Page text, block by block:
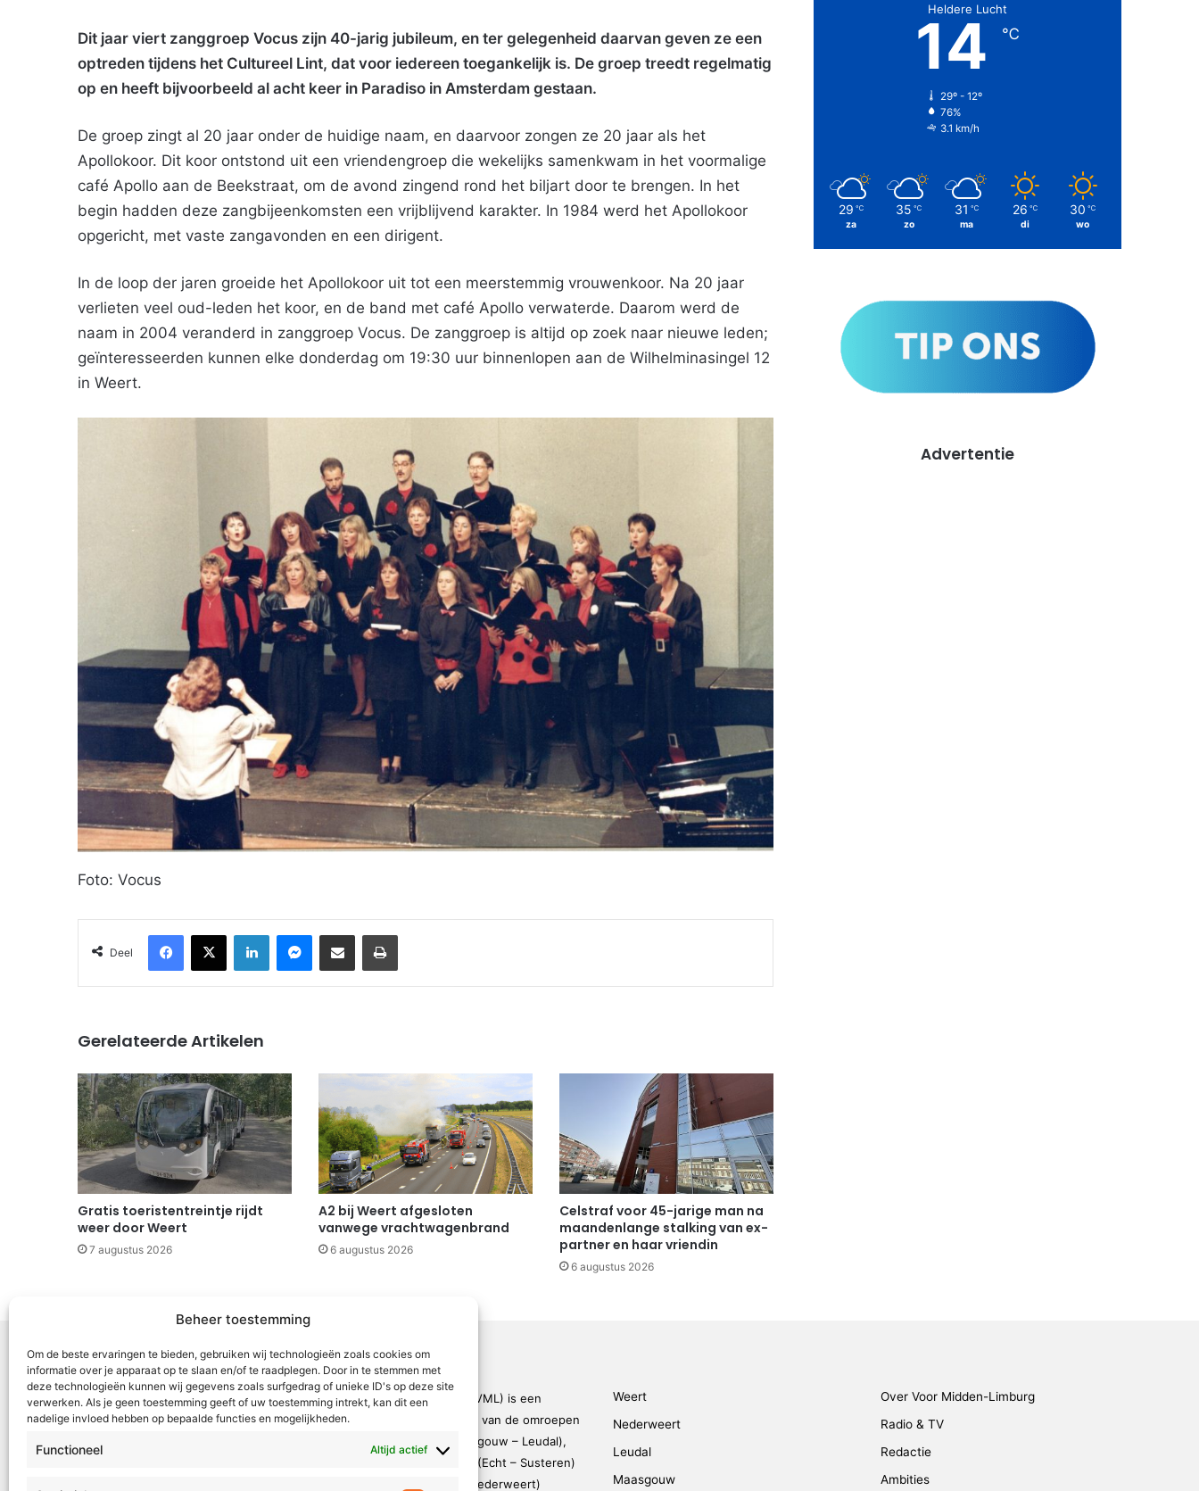
Beheer toestemming
Om de beste ervaringen te bieden, gebruiken wij technologieën zoals cookies om
informatie over je apparaat op te slaan en/of te raadplegen. Door in te stemmen met
deze technologieën kunnen wij gegevens zoals surfgedrag of unieke ID's op deze site
verwerken. Als je geen toestemming geeft of uw toestemming intrekt, kan dit een
nadelige invloed hebben op bepaalde functies en mogelijkheden.
Functioneel Altijd actief
Dit jaar viert zanggroep Vocus zijn 40-jarig jubileum, en ter gelegenheid daarvan geven ze een
optreden tijdens het Cultureel Lint, dat voor iedereen toegankelijk is. De groep treedt regelmatig
op en heeft bijvoorbeeld al acht keer in Paradiso in Amsterdam gestaan.
De groep zingt al 20 jaar onder de huidige naam, en daarvoor zongen ze 20 jaar als het
Apollokoor. Dit koor ontstond uit een vriendengroep die wekelijks samenkwam in het voormalige
café Apollo aan de Beekstraat, om de avond zingend rond het biljart door te brengen. In het
begin hadden deze zangbijeenkomsten een vrijblijvend karakter. In 1984 werd het Apollokoor
opgericht, met vaste zangavonden en een dirigent.
In de loop der jaren groeide het Apollokoor uit tot een meerstemmig vrouwenkoor. Na 20 jaar
verlieten veel oud-leden het koor, en de band met café Apollo verwaterde. Daarom werd de
naam in 2004 veranderd in zanggroep Vocus. De zanggroep is altijd op zoek naar nieuwe leden;
geïnteresseerden kunnen elke donderdag om 19:30 uur binnenlopen aan de Wilhelminasingel 12
in Weert.
Foto: Vocus
Deel
Facebook
X LinkedInMessenger
Deel via Email Print
Gerelateerde Artikelen
Gratis toeristentreintje rijdt
weer door Weert
7 augustus 2026
A2 bij Weert afgesloten
vanwege vrachtwagenbrand
6 augustus 2026
Celstraf voor 45-jarige man na
maandenlange stalking van ex-
partner en haar vriendin
6 augustus 2026
Heldere Lucht
14 ℃
29º - 12º
76%
3.1 km/h
29 ℃
za
35 ℃
zo
31 ℃
ma
26 ℃
di
30 ℃
wo
Advertentie
Voor Midden-Limburg (VML) is een
samenwerkingsverband van de omroepen
ML5 (Roermond – Maasgouw – Leudal),
OR6 (Roerdalen), SOL2 (Echt – Susteren)
en WeertFM (Weert – Nederweert)
Weert
Nederweert
Leudal
Maasgouw
Over Voor Midden-Limburg
Radio & TV
Redactie
Ambities